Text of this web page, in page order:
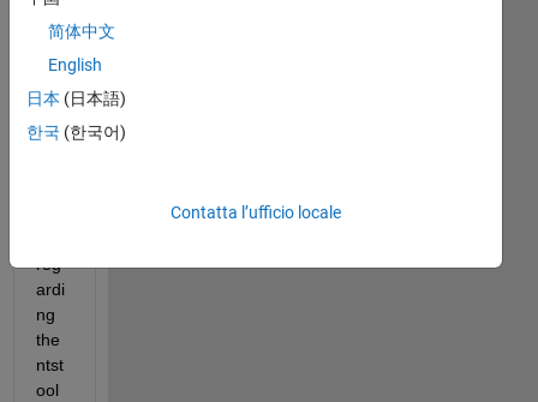
o,
I
hav
reg
ardi
ng
the
ntst
ool
简体中文
English
日本 (日本語)
한국 (한국어)
Contatta l’ufficio locale